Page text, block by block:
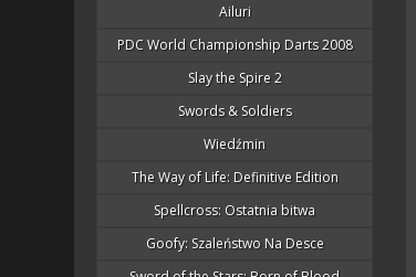
Ailuri
PDC World Championship Darts 2008
Slay the Spire 2
Swords & Soldiers
Wiedźmin
The Way of Life: Definitive Edition
Spellcross: Ostatnia bitwa
Goofy: Szaleństwo Na Desce